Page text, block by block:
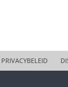
PRIVACYBELEID